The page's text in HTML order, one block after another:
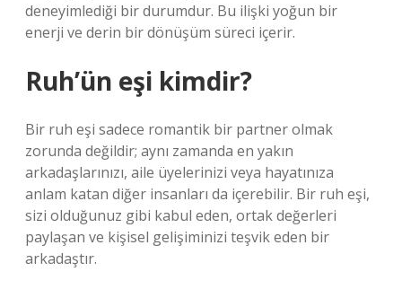
deneyimlediği bir durumdur. Bu ilişki yoğun bir
enerji ve derin bir dönüşüm süreci içerir.
Ruh’ün eşi kimdir?
Bir ruh eşi sadece romantik bir partner olmak
zorunda değildir; aynı zamanda en yakın
arkadaşlarınızı, aile üyelerinizi veya hayatınıza
anlam katan diğer insanları da içerebilir. Bir ruh eşi,
sizi olduğunuz gibi kabul eden, ortak değerleri
paylaşan ve kişisel gelişiminizi teşvik eden bir
arkadaştır.